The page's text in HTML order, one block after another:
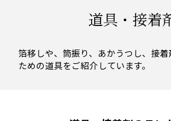
道具・接着
箔移しや、筒振り、あかうつし、接
ための道具をご紹介しています。